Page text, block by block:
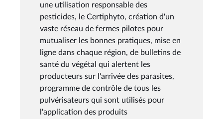
une utilisation responsable des
pesticides, le Certiphyto, création d'un
vaste réseau de fermes pilotes pour
mutualiser les bonnes pratiques, mise en
ligne dans chaque région, de bulletins de
santé du végétal qui alertent les
producteurs sur l'arrivée des parasites,
programme de contrôle de tous les
pulvérisateurs qui sont utilisés pour
l'application des produits